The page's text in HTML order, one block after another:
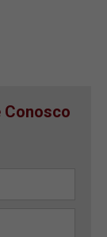
Conosco